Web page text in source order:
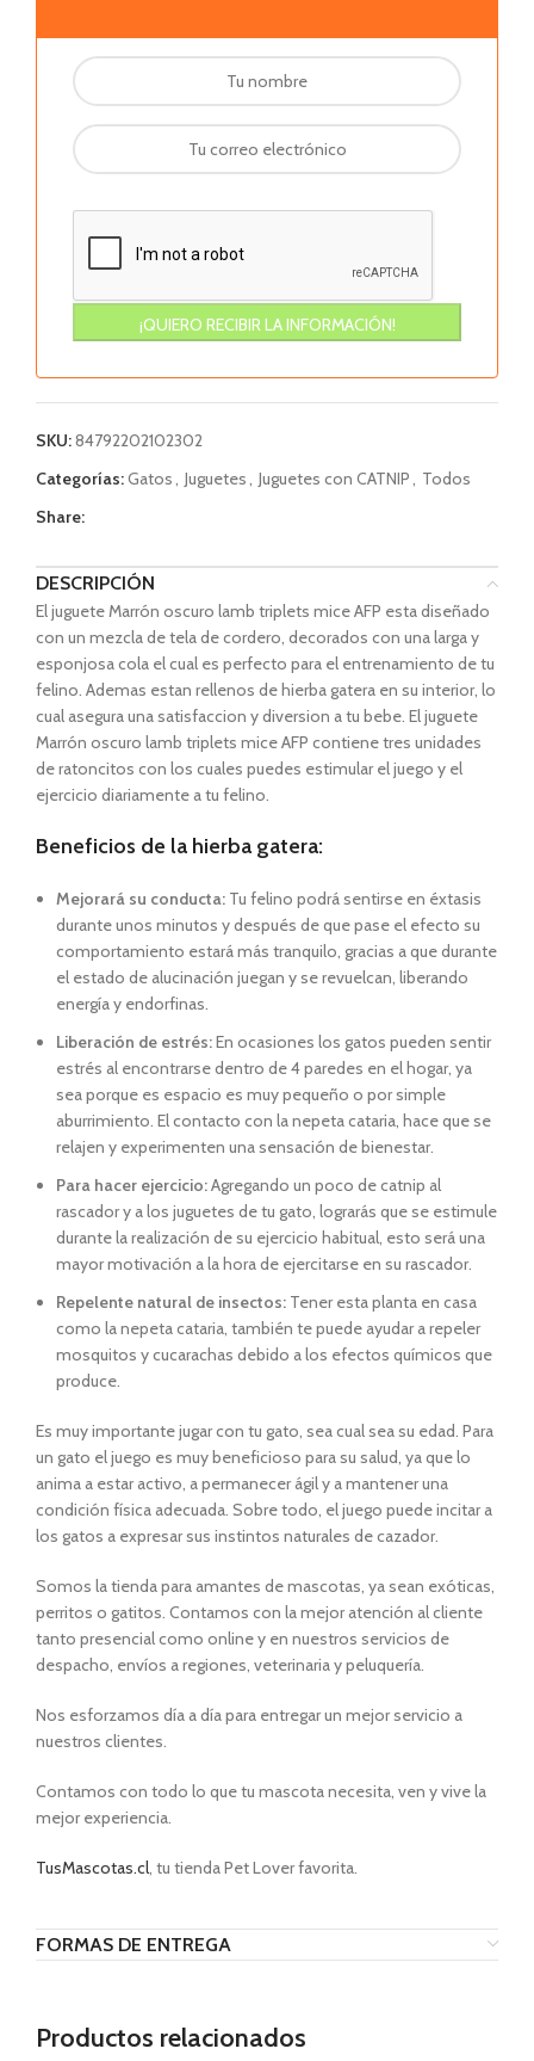
SKU:84792202102302
Categorías:Gatos, Juguetes, Juguetes con CATNIP, Todos
Share:
DESCRIPCIÓN
El juguete Marrón oscuro lamb triplets mice AFP esta diseñado
con un mezcla de tela de cordero, decorados con una larga y
esponjosa cola el cual es perfecto para el entrenamiento de tu
felino. Ademas estan rellenos de hierba gatera en su interior, lo
cual asegura una satisfaccion y diversion a tu bebe. El juguete
Marrón oscuro lamb triplets mice AFP contiene tres unidades
de ratoncitos con los cuales puedes estimular el juego y el
ejercicio diariamente a tu felino.
Beneficios de la hierba gatera:
Mejorará su conducta: Tu felino podrá sentirse en éxtasis
durante unos minutos y después de que pase el efecto su
comportamiento estará más tranquilo, gracias a que durante
el estado de alucinación juegan y se revuelcan, liberando
energía y endorfinas.
Liberación de estrés:En ocasiones los gatos pueden sentir
estrés al encontrarse dentro de 4 paredes en el hogar, ya
sea porque es espacio es muy pequeño o por simple
aburrimiento. El contacto con la nepeta cataria, hace que se
relajen y experimenten una sensación de bienestar.
Para hacer ejercicio:Agregando un poco de catnip al
rascador y a los juguetes de tu gato, lograrás que se estimule
durante la realización de su ejercicio habitual, esto será una
mayor motivación a la hora de ejercitarse en su rascador.
Repelente natural de insectos: Tener esta planta en casa
como la nepeta cataria, también te puede ayudar a repeler
mosquitos y cucarachas debido a los efectos químicos que
produce.
Es muy importante jugar con tu gato, sea cual sea su edad. Para
un gato el juego es muy beneficioso para su salud, ya que lo
anima a estar activo, a permanecer ágil y a mantener una
condición física adecuada. Sobre todo, el juego puede incitar a
los gatos a expresar sus instintos naturales de cazador.
Somos la tienda para amantes de mascotas, ya sean exóticas,
perritos o gatitos. Contamos con la mejor atención al cliente
tanto presencial como online y en nuestros servicios de
despacho, envíos a regiones, veterinaria y peluquería.
Nos esforzamos día a día para entregar un mejor servicio a
nuestros clientes.
Contamos con todo lo que tu mascota necesita, ven y vive la
mejor experiencia.
TusMascotas.cl, tu tienda Pet Lover favorita.
FORMAS DE ENTREGA
Productos relacionados